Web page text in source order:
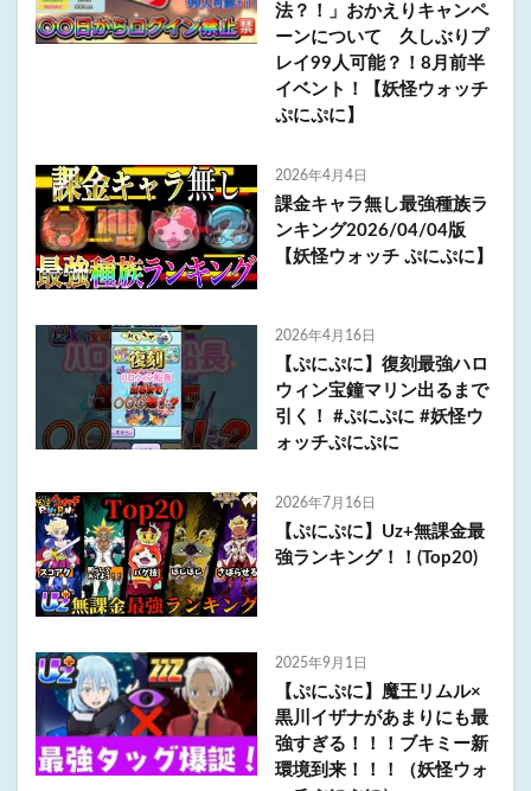
法？！」おかえりキャンペ
ーンについて 久しぶりプ
レイ99人可能？！8月前半
イベント！【妖怪ウォッチ
ぷにぷに】
2026年4月4日
課金キャラ無し最強種族ラ
ンキング2026/04/04版
【妖怪ウォッチ ぷにぷに】
2026年4月16日
【ぷにぷに】復刻最強ハロ
ウィン宝鐘マリン出るまで
引く！ #ぷにぷに #妖怪ウ
ォッチぷにぷに
2026年7月16日
【ぷにぷに】Uz+無課金最
強ランキング！！(Top20)
2025年9月1日
【ぷにぷに】魔王リムル×
黒川イザナがあまりにも最
強すぎる！！！ブキミー新
環境到来！！！（妖怪ウォ